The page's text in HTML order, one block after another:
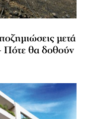
μετά
Πότε θα δοθούν